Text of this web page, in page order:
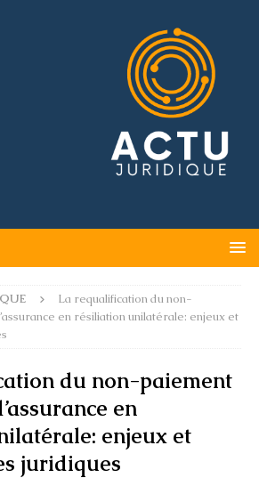
La requalification du non-
en résiliation unilatérale: enjeux et
du non-paiement
en
enjeux et
juridiques